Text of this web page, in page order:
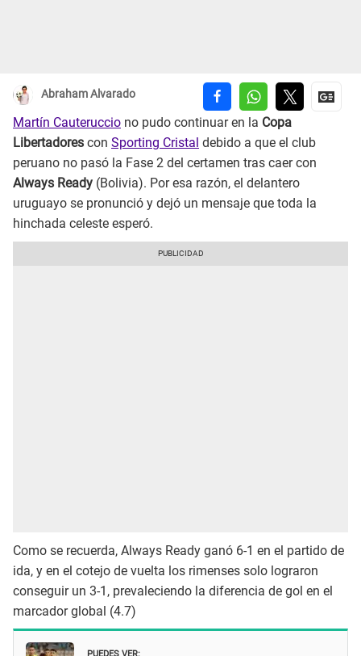
Abraham Alvarado
Martín Cauteruccio no pudo continuar en la Copa
Libertadores con Sporting Cristal debido a que el club
peruano no pasó la Fase 2 del certamen tras caer con
Always Ready (Bolivia). Por esa razón, el delantero
uruguayo se pronunció y dejó un mensaje que toda la
hinchada celeste esperó.
Como se recuerda, Always Ready ganó 6-1 en el partido de
ida, y en el cotejo de vuelta los rimenses solo lograron
conseguir un 3-1, prevaleciendo la diferencia de gol en el
marcador global (4.7)
PUEDES VER: